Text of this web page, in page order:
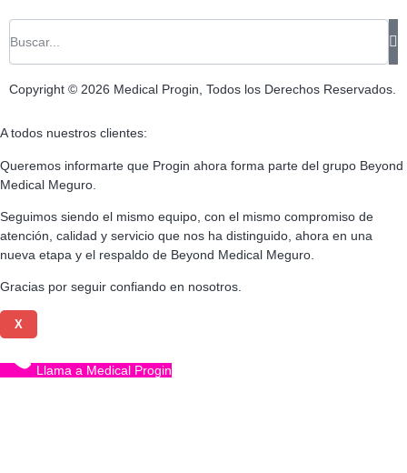
Copyright © 2026 Medical Progin, Todos los Derechos Reservados.
A todos nuestros clientes:
Queremos informarte que Progin ahora forma parte del grupo Beyond
Medical Meguro.
Seguimos siendo el mismo equipo, con el mismo compromiso de
atención, calidad y servicio que nos ha distinguido, ahora en una
nueva etapa y el respaldo de Beyond Medical Meguro.
Gracias por seguir confiando en nosotros.
X
Llama a Medical Progin